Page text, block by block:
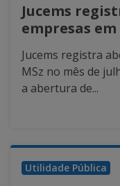
Jucems
empresas
Jucems registra
MSz no mês de
a abertura de...
Utilidade Pública